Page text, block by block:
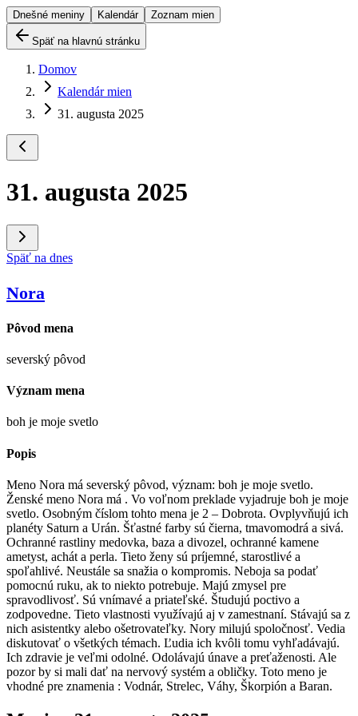
Dnešné meniny Kalendár Zoznam mien
Späť na hlavnú stránku
Domov
Kalendár mien
31. augusta 2025
31. augusta 2025
Späť na dnes
Nora
Pôvod mena
severský pôvod
Význam mena
boh je moje svetlo
Popis
Meno Nora má severský pôvod, význam: boh je moje svetlo.
Ženské meno Nora má . Vo voľnom preklade vyjadruje boh je moje
svetlo. Osobným číslom tohto mena je 2 – Dobrota. Ovplyvňujú ich
planéty Saturn a Urán. Šťastné farby sú čierna, tmavomodrá a sivá.
Ochranné rastliny medovka, baza a divozel, ochranné kamene
ametyst, achát a perla. Tieto ženy sú príjemné, starostlivé a
spoľahlivé. Neustále sa snažia o kompromis. Neboja sa podať
pomocnú ruku, ak to niekto potrebuje. Majú zmysel pre
spravodlivosť. Sú vnímavé a priateľské. Študujú poctivo a
zodpovedne. Tieto vlastnosti využívajú aj v zamestnaní. Stávajú sa z
nich asistentky alebo ošetrovateľky. Nory milujú spoločnosť. Vedia
diskutovať o všetkých témach. Ľudia ich kvôli tomu vyhľadávajú.
Ich zdravie je veľmi odolné. Odolávajú únave a preťaženosti. Ale
pozor by si mali dať na nervový systém a obličky. Toto meno je
vhodné pre znamenia : Vodnár, Strelec, Váhy, Škorpión a Baran.